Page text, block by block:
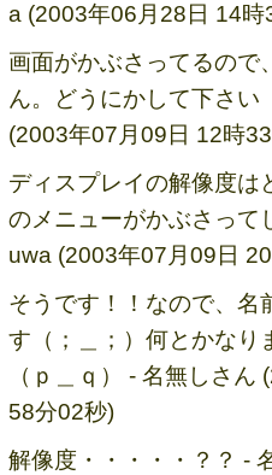
a (2003年06月28日 14時
画面がかぶさってるので
ん。どうにかして下さい
(2003年07月09日 12時
ディスプレイの解像度は
のメニューがかぶさって
uwa (2003年07月09日
そうです！！なので、名
す（；＿；）何とかなり
（ｐ＿ｑ） - 名無しさ
58分02秒)
解像度・・・・・？？ -